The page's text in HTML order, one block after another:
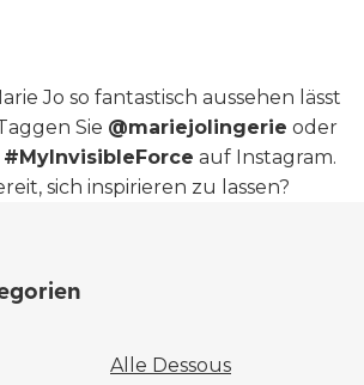
Jo so fantastisch aussehen lässt
Sie @mariejolingerie oder
#MyInvisibleForce auf Instagram.
sich inspirieren zu lassen?​
Alle Dessous